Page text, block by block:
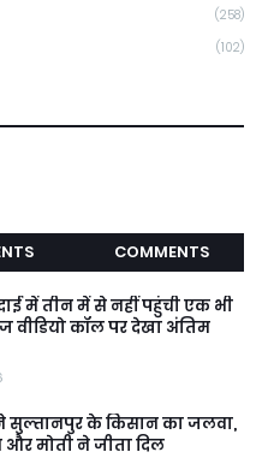
(258)
(102)
COMMENTS
में तीन में से नहीं पहुंची एक भी
वीडियो कॉल पर देखा अंतिम
सुल्तानपुर के किसान का जलवा,
मोती ने जीता दिल